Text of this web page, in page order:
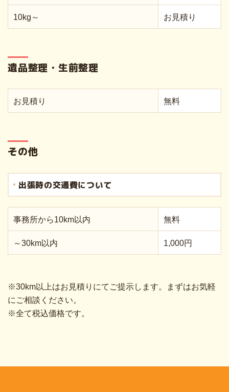
10kg～ お見積り
遺品整理・生前整理
お見積り 無料
その他
出張時の交通費について
事務所から10km以内 無料
～30km以内 1,000円
※30km以上はお見積りにてご提示します。まずはお気軽
にご相談ください。
※全て税込価格です。